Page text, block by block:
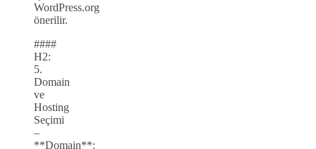
WordPress.org
önerilir.
####
H2:
5.
Domain
ve
Hosting
Seçimi
–
**Domain**: